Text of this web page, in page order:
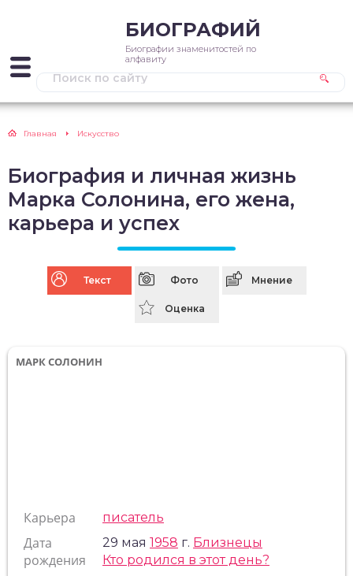
БИОГРАФИЙ
Биографии знаменитостей по
алфавиту
Главная Искусство
Биография и личная жизнь
Марка Солонина, его жена,
карьера и успех
Текст Фото Мнение
Оценка
МАРК СОЛОНИН
Карьера писатель
Дата
рождения
29 мая 1958 г. Близнецы
Кто родился в этот день?